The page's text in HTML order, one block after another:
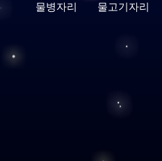
물병자리 물고기자리